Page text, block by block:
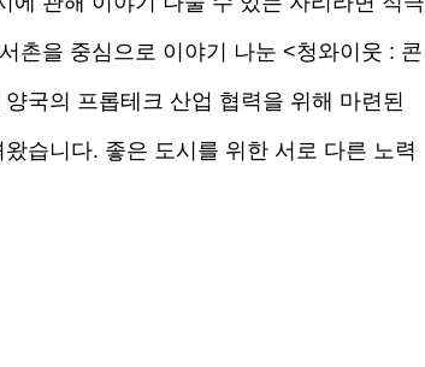
촌을 중심으로 이야기 나눈 <청와이웃 : 콘
국의 프롭테크 산업 협력을 위해 마련된
습니다. 좋은 도시를 위한 서로 다른 노력